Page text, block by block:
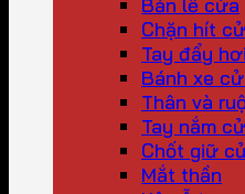
Chặn hít
Tay đẩy hơi
Bánh xe
Thân và
Tay nắm
Chốt giữ
Mắt thần